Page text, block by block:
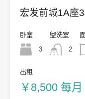
宏发前城1A座
卧室
3
盥洗室
2
出租
￥8,500 每月